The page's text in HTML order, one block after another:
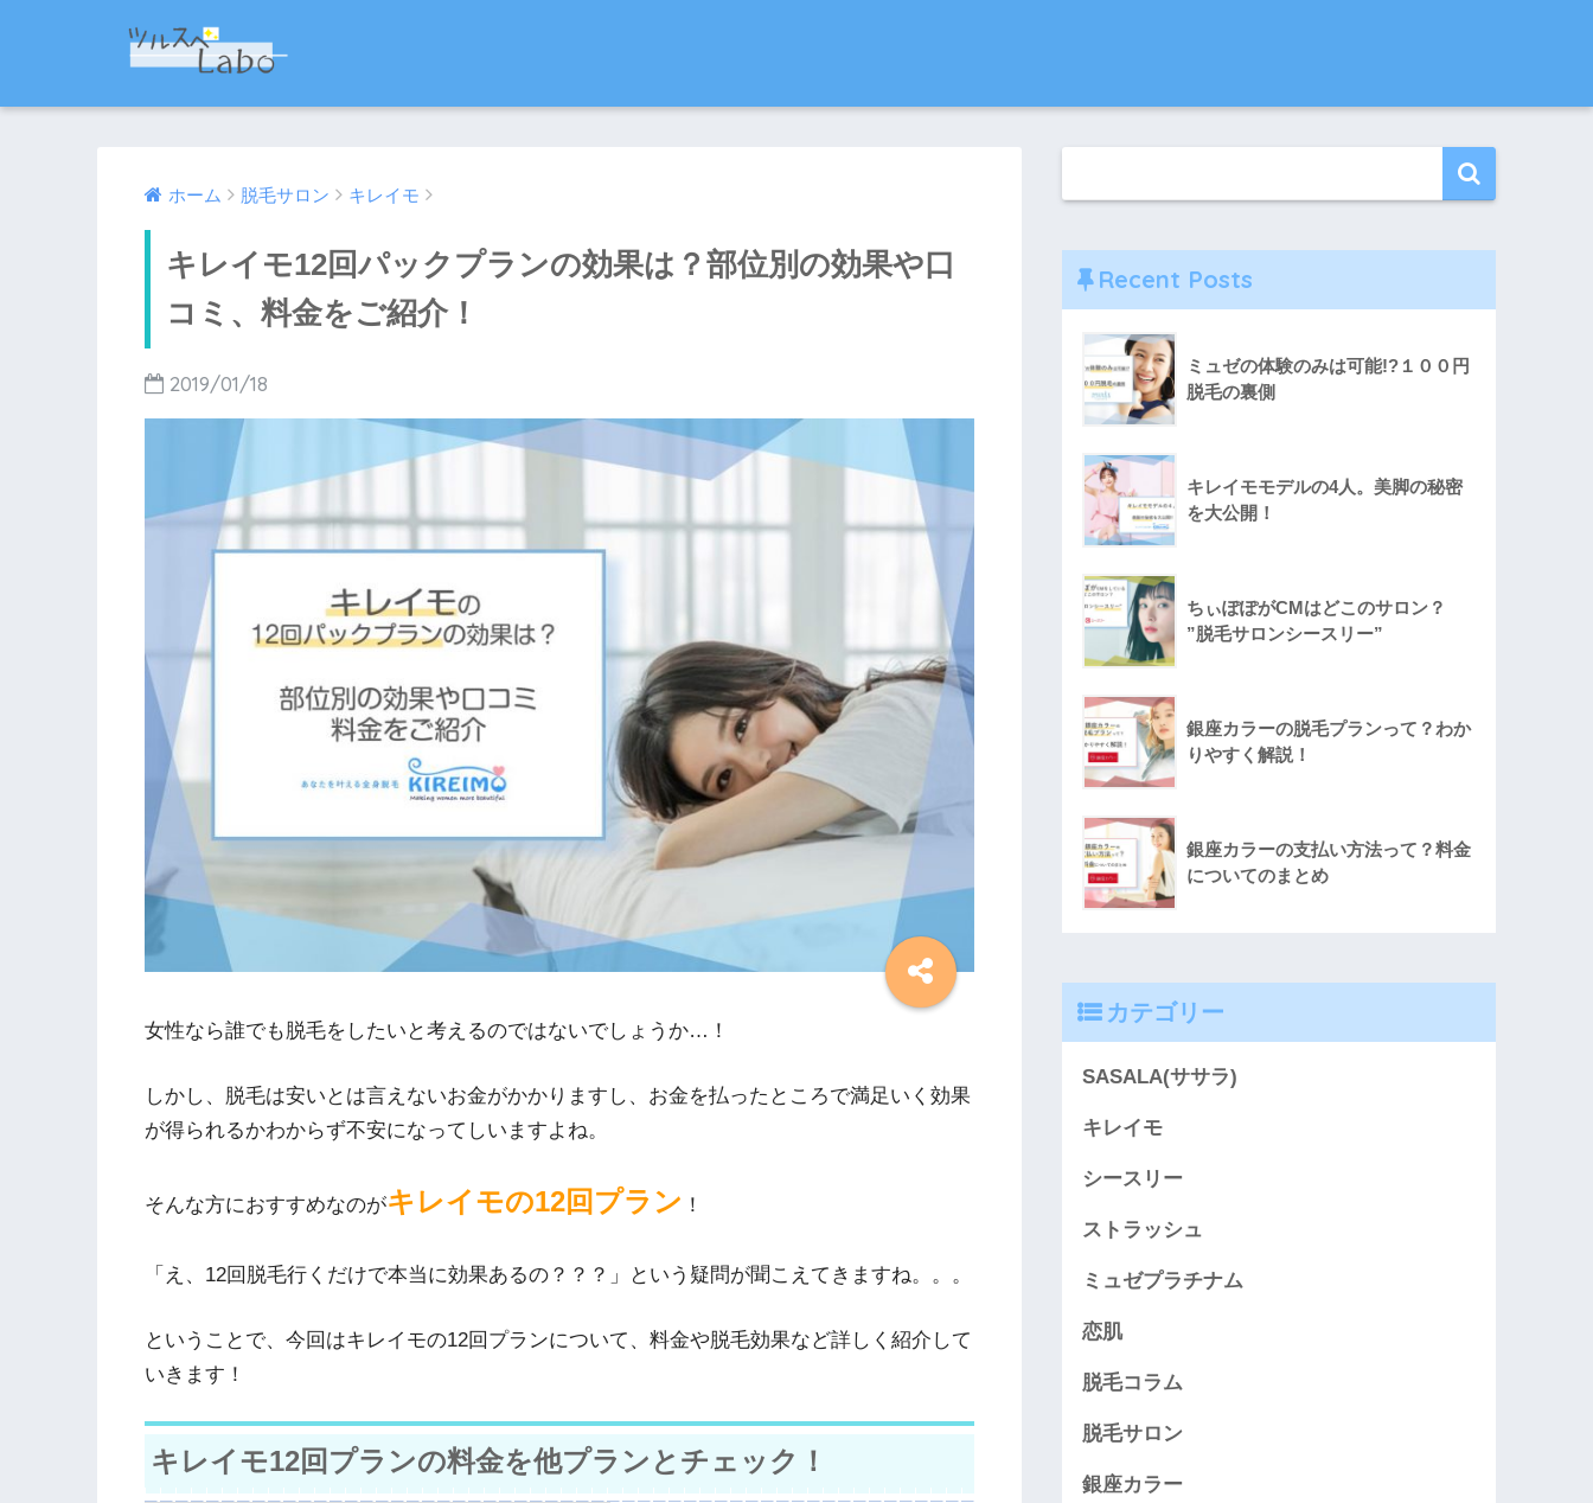
ホーム 脱毛サロン キレイモ
キレイモ12回パックプランの効果は？部位別の効果や口
コミ、料金をご紹介！
2019/01/18
女性なら誰でも脱毛をしたいと考えるのではないでしょうか…！
しかし、脱毛は安いとは言えないお金がかかりますし、お金を払ったところで満足いく効果
が得られるかわからず不安になってしいますよね。
そんな方におすすめなのがキレイモの12回プラン ！
「え、12回脱毛行くだけで本当に効果あるの？？？」という疑問が聞こえてきますね。。。
ということで、今回はキレイモの12回プランについて、料金や脱毛効果など詳しく紹介して
いきます！
キレイモ12回プランの料金を他プランとチェック！
Recent Posts
ミュゼの体験のみは可能!?１００円
脱毛の裏側
キレイモモデルの4人。美脚の秘密
を大公開！
ちぃぽぽがCMはどこのサロン？
”脱毛サロンシースリー”
銀座カラーの脱毛プランって？わか
りやすく解説！
銀座カラーの支払い方法って？料金
についてのまとめ
カテゴリー
SASALA(ササラ)
キレイモ
シースリー
ストラッシュ
ミュゼプラチナム
恋肌
脱毛コラム
脱毛サロン
銀座カラー